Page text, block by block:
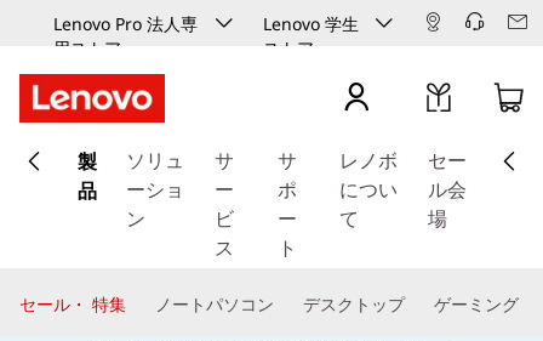
Lenovo Pro 法人専
用ストア
Lenovo 学生
ストア
イ
ン
製
品
ソリュ
ーショ
ン
サ
ー
ビ
ス
サ
ポ
ー
ト
レノボ
につい
て
セー
ル会
場
セール・ 特集 ノートパソコン デスクトップ ゲーミング